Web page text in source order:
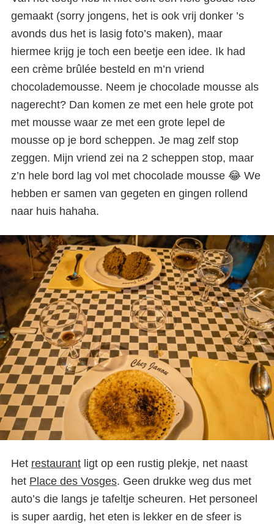
Fijn restaurant in de Marais:
Chez Janou
gemaakt (sorry jongens, het is ook vrij donker ’s
avonds dus het is lasig foto’s maken), maar
hiermee krijg je toch een beetje een idee. Ik had
een crème brûlée besteld en m’n vriend
chocolademousse. Neem je chocolade mousse als
nagerecht? Dan komen ze met een hele grote pot
met mousse waar ze met een grote lepel de
mousse op je bord scheppen. Je mag zelf stop
zeggen. Mijn vriend zei na 2 scheppen stop, maar
z’n hele bord lag vol met chocolade mousse 😂 We
hebben er samen van gegeten en gingen rollend
naar huis hahaha.
Het restaurant ligt op een rustig plekje, net naast
het Place des Vosges. Geen drukke weg dus met
auto’s die langs je tafeltje scheuren. Het personeel
is super aardig, het eten is lekker en de sfeer is